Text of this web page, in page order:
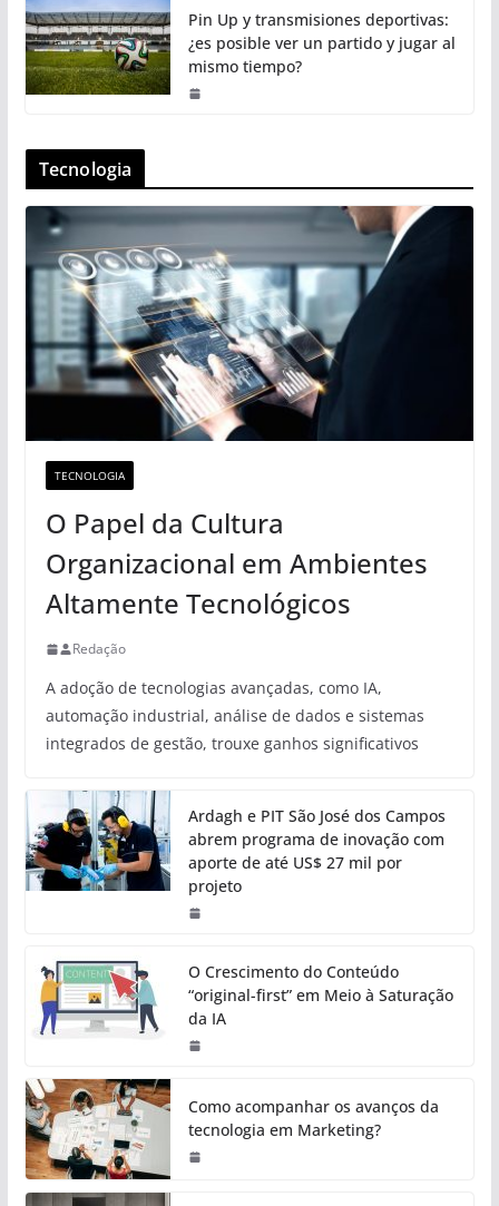
Pin Up y transmisiones deportivas:
¿es posible ver un partido y jugar al
mismo tiempo?
Tecnologia
TECNOLOGIA
O Papel da Cultura
Organizacional em Ambientes
Altamente Tecnológicos
Redação
A adoção de tecnologias avançadas, como IA,
automação industrial, análise de dados e sistemas
integrados de gestão, trouxe ganhos significativos
Ardagh e PIT São José dos Campos
abrem programa de inovação com
aporte de até US$ 27 mil por
projeto
O Crescimento do Conteúdo
“original-first” em Meio à Saturação
da IA
Como acompanhar os avanços da
tecnologia em Marketing?